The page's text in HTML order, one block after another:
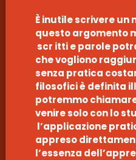
È inutile scrivere un
questo argomento
scr itti e parole
che vogliono
senza pratica
filosofici è definita
potremmo
venire solo con lo
l’applicazione
appreso
l’essenza